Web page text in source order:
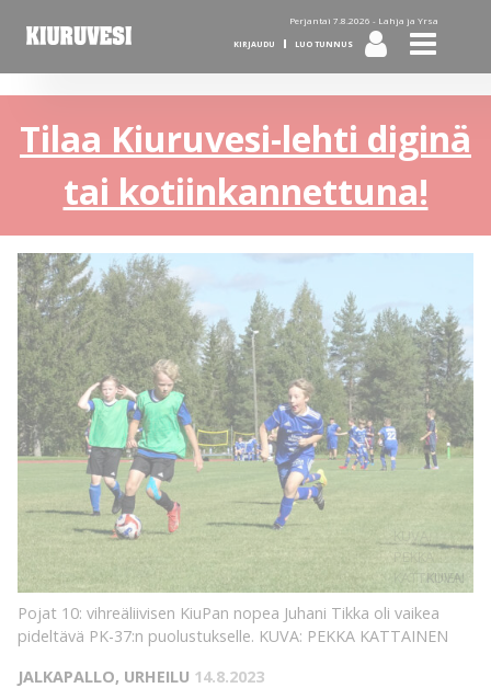
Perjantai 7.8.2026 - Lahja ja Yrsa
KIRJAUDU LUO TUNNUS
Tilaa Kiuruvesi-lehti diginä
tai kotiinkannettuna!
KUVA:
KUVA:
PEKKA
KATTAINEN
Pojat 10: vihreäliivisen KiuPan nopea Juhani Tikka oli vaikea
pideltävä PK-37:n puolustukselle. KUVA: PEKKA KATTAINEN
JALKAPALLO, URHEILU 14.8.2023